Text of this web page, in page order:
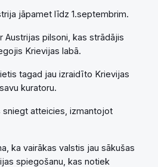
jāpamet līdz 1.septembrim.
Austrijas pilsoni, kas strādājis
Krievijas labā.
tagad jau izraidīto Krievijas
kuratoru.
sniegt atteicies, izmantojot
ka vairākas valstis jau sākušas
spiegošanu, kas notiek